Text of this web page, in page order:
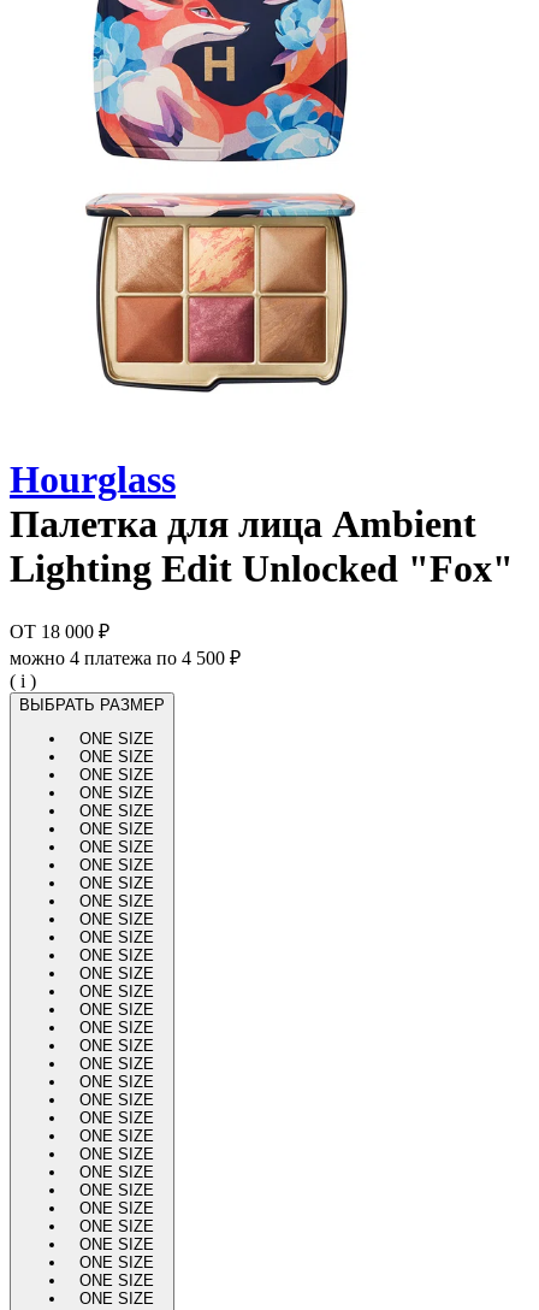
Hourglass
Палетка для лица Ambient
Lighting Edit Unlocked "Fox"
ОТ 18 000 ₽
можно 4 платежа по 4 500 ₽
( i )
ВЫБРАТЬ РАЗМЕР
ONE SIZE
ONE SIZE
ONE SIZE
ONE SIZE
ONE SIZE
ONE SIZE
ONE SIZE
ONE SIZE
ONE SIZE
ONE SIZE
ONE SIZE
ONE SIZE
ONE SIZE
ONE SIZE
ONE SIZE
ONE SIZE
ONE SIZE
ONE SIZE
ONE SIZE
ONE SIZE
ONE SIZE
ONE SIZE
ONE SIZE
ONE SIZE
ONE SIZE
ONE SIZE
ONE SIZE
ONE SIZE
ONE SIZE
ONE SIZE
ONE SIZE
ONE SIZE